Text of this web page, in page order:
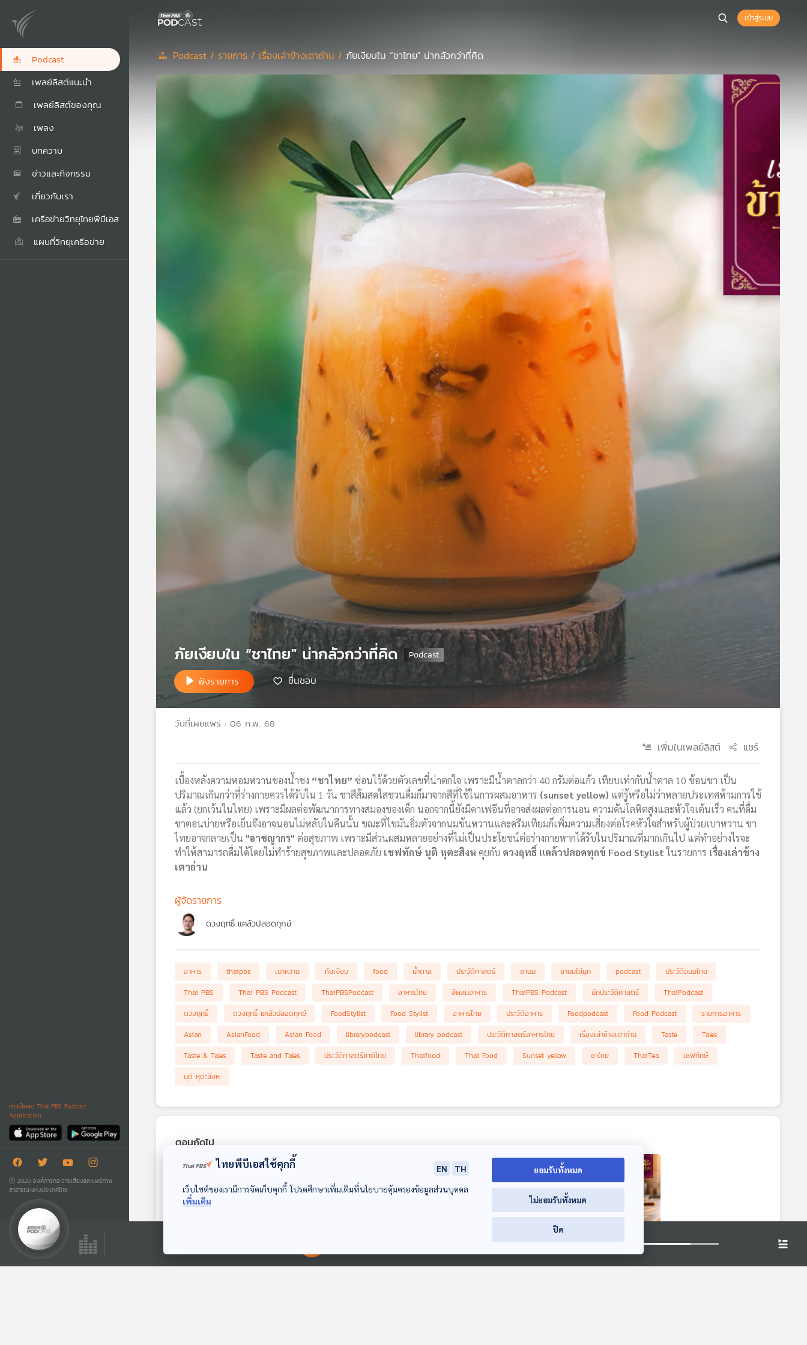
Podcast
เพลย์ลิสต์แนะนำ
เพลย์ลิสต์ของคุณ
เพลง
บทความ
ข่าวและกิจกรรม
เกี่ยวกับเรา
เครือข่ายวิทยุไทยพีบีเอส
แผนที่วิทยุเครือข่าย
ดาวน์โหลด Thai PBS Podcast
Application
Ⓒ 2020 องค์การกระจายเสียงและแพร่ภาพ
สาธารณะแห่งประเทศไทย
เข้าสู่ระบบ
Podcast / รายการ / เรื่องเล่าข้างเตาถ่าน / ภัยเงียบใน “ชาไทย" น่ากลัวกว่าที่คิด
ภัยเงียบใน “ชาไทย" น่ากลัวกว่าที่คิด
ฟังรายการ ชื่นชอบ
วันที่เผยแพร่ : 06 ก.พ. 68
เพิ่มในเพลย์ลิสต์ แชร์
เบื้องหลังความหอมหวานของน้ำชง “ชาไทย” ซ่อนไว้ด้วยตัวเลขที่น่าตกใจ เพราะมีน้ำตาลกว่า 40 กรัมต่อแก้ว เทียบเท่ากับน้ำตาล 10 ช้อนชา เป็น
ปริมาณเกินกว่าที่ร่างกายควรได้รับใน 1 วัน ชาสีส้มสดใสชวนดื่มก็มาจากสีที่ใช้ในการผสมอาหาร (sunset yellow) แต่รู้หรือไม่ว่าหลายประเทศห้ามการใช้
แล้ว (ยกเว้นในไทย) เพราะมีผลต่อพัฒนาการทางสมองของเด็ก นอกจากนี้ยังมีคาเฟอีนที่อาจส่งผลต่อการนอน ความดันโลหิตสูงและหัวใจเต้นเร็ว คนที่ดื่ม
ชาตอนบ่ายหรือเย็นจึงอาจนอนไม่หลับในคืนนั้น ขณะที่ไขมันอิ่มตัวจากนมข้นหวานและครีมเทียมก็เพิ่มความเสี่ยงต่อโรคหัวใจสำหรับผู้ป่วยเบาหวาน ชา
ไทยอาจกลายเป็น "อาชญากร" ต่อสุขภาพ เพราะมีส่วนผสมหลายอย่างที่ไม่เป็นประโยชน์ต่อร่างกายหากได้รับในปริมาณที่มากเกินไป แต่ทำอย่างไรจะ
ทำให้สามารถดื่มได้โดยไม่ทำร้ายสุขภาพและปลอดภัย เชฟทักษ์ นุติ หุตะสิงห คุยกับ ดวงฤทธิ์ แคล้วปลอดทุกข์ Food Stylistในรายการ เรื่องเล่าข้าง
เตาถ่าน
ผู้จัดรายการ
ดวงฤทธิ์ แคล้วปลอดทุกข์
อาหาร thaipbs เบาหวาน ภัยเงียบ food น้ำตาล ประวัติศาสตร์ ชานม ชานมไข่มุก podcast
ประวัติขนมไทย
Thai PBS
Thai PBS Podcast ThaiPBSPodcast อาหารไทย สีผสมอาหาร ThaiPBS Podcast นักประวัติศาสตร์
ThaiPodcast
ดวงฤทธิ์
ดวงฤทธิ์ แคล้วปลอดทุกข์ FoodStylist Food Stylist อาหารไืทย ประวัติอาหาร Foodpodcast Food Podcast
รายการอาหาร
Asian
AsianFood Asian Food librarypodcast library podcast ประวัติศาสตร์อาหารไทย เรื่องเล่าข้างเตาถ่าน Taste
Tales
Taste & Tales
Taste and Tales ประวัติศาสตร์ชาติไทย Thaifood Thai Food Sunset yellow ชาไทย ThaiTea
เชฟทักษ์
นุติ หุตะสิงห
ตอนถัดไป
โรค
หลังรสชาติความ
อาหาร
ครัวในบ้าน” กับเชฟ
เสน่ห์อาหารต้นตำรับ
ผสานศิลป์แห่งการ
00:00:00
ไทยพีบีเอสใช้คุกกี้ EN
TH
เว็บไซต์ของเรามีการจัดเก็บคุกกี้ โปรดศึกษาเพิ่มเติมที่นโยบายคุ้มครองข้อมูลส่วนบุคคล
เพิ่มเติม
ยอมรับทั้งหมด
ไม่ยอมรับทั้งหมด
ปิด